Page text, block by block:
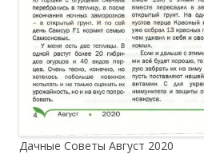
Дачные Советы Август 2020